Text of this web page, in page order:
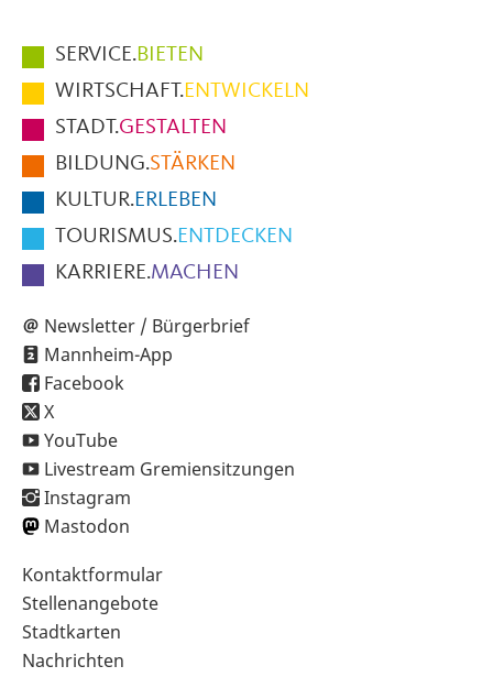
Hauptmenüpunkte
im
Fußbereich
der
Seite
SERVICE.BIETEN
WIRTSCHAFT.ENTWICKELN
STADT.GESTALTEN
BILDUNG.STÄRKEN
KULTUR.ERLEBEN
TOURISMUS.ENTDECKEN
KARRIERE.MACHEN
Newsletter / Bürgerbrief
Mannheim-App
Facebook
X
YouTube
Livestream Gremiensitzungen
Instagram
Mastodon
Sekundärnavigation
im
Fußbereich
Kontaktformular
Stellenangebote
Stadtkarten
Nachrichten